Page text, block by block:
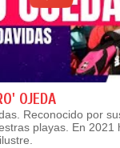
OJEDA
Reconocido por
playas. En 2021